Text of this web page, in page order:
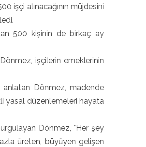
işçi alınacağının müjdesini
500 kişinin de birkaç ay
işçilerin emeklerinin
anlatan Dönmez, madende
yasal düzenlemeleri hayata
Dönmez, "Her şey
üreten, büyüyen gelişen